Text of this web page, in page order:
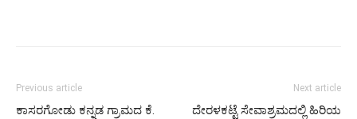
Previous article
ಕಾಸರಗೋಡು ಕನ್ನಡ ಗ್ರಾಮದ ಕೆ.
Next article
ದೇರಳಕಟ್ಟೆ ಸೇವಾಶ್ರಮದಲ್ಲಿ ಹಿರಿಯ